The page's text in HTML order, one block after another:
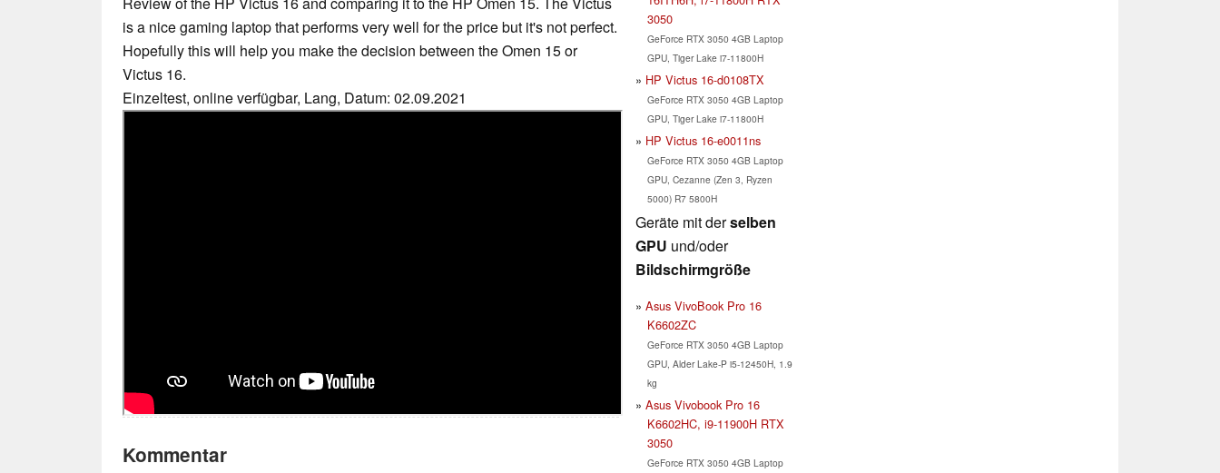
is a nice gaming laptop that performs very well for the price but it's not perfect.
Hopefully this will help you make the decision between the Omen 15 or
Victus 16.
Einzeltest, online verfügbar, Lang, Datum: 02.09.2021
Kommentar
3050
GeForce RTX 3050 4GB Laptop
GPU, Tiger Lake i7-11800H
HP Victus 16-d0108TX
GeForce RTX 3050 4GB Laptop
GPU, Tiger Lake i7-11800H
HP Victus 16-e0011ns
GeForce RTX 3050 4GB Laptop
GPU, Cezanne (Zen 3, Ryzen
5000) R7 5800H
Geräte mit derselben
GPU und/oder
Bildschirmgröße
Asus VivoBook Pro 16
K6602ZC
GeForce RTX 3050 4GB Laptop
GPU, Alder Lake-P i5-12450H, 1.9
kg
Asus Vivobook Pro 16
K6602HC, i9-11900H RTX
3050
GeForce RTX 3050 4GB Laptop